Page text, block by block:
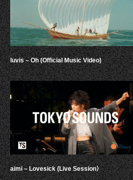
luvis – Oh (Official Music Video)
aimi – Lovesick (Live Session）